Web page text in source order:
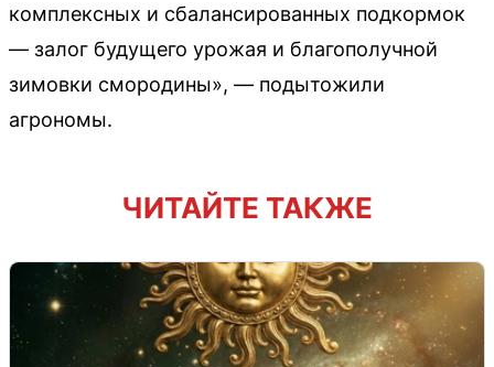
комплексных и сбалансированных подкормок
— залог будущего урожая и благополучной
зимовки смородины», — подытожили
агрономы.
ЧИТАЙТЕ ТАКЖЕ